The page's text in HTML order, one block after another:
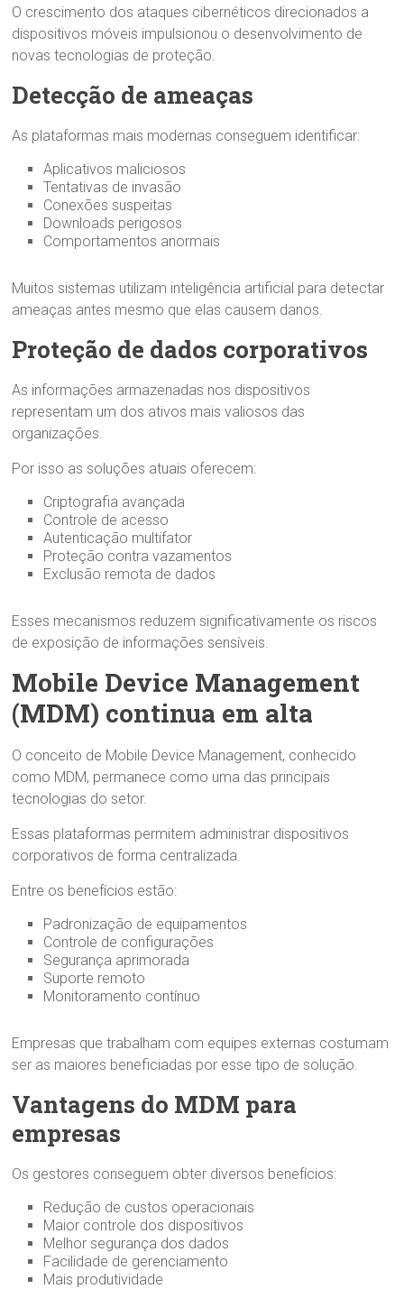
O crescimento dos ataques cibernéticos direcionados a
dispositivos móveis impulsionou o desenvolvimento de
novas tecnologias de proteção.
Detecção de ameaças
As plataformas mais modernas conseguem identificar:
Aplicativos maliciosos
Tentativas de invasão
Conexões suspeitas
Downloads perigosos
Comportamentos anormais
Muitos sistemas utilizam inteligência artificial para detectar
ameaças antes mesmo que elas causem danos.
Proteção de dados corporativos
As informações armazenadas nos dispositivos
representam um dos ativos mais valiosos das
organizações.
Por isso as soluções atuais oferecem:
Criptografia avançada
Controle de acesso
Autenticação multifator
Proteção contra vazamentos
Exclusão remota de dados
Esses mecanismos reduzem significativamente os riscos
de exposição de informações sensíveis.
Mobile Device Management
(MDM) continua em alta
O conceito de Mobile Device Management, conhecido
como MDM, permanece como uma das principais
tecnologias do setor.
Essas plataformas permitem administrar dispositivos
corporativos de forma centralizada.
Entre os benefícios estão:
Padronização de equipamentos
Controle de configurações
Segurança aprimorada
Suporte remoto
Monitoramento contínuo
Empresas que trabalham com equipes externas costumam
ser as maiores beneficiadas por esse tipo de solução.
Vantagens do MDM para
empresas
Os gestores conseguem obter diversos benefícios:
Redução de custos operacionais
Maior controle dos dispositivos
Melhor segurança dos dados
Facilidade de gerenciamento
Mais produtividade